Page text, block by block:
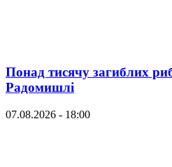
Понад тисячу загиблих
Радомишлі
07.08.2026 - 18:00